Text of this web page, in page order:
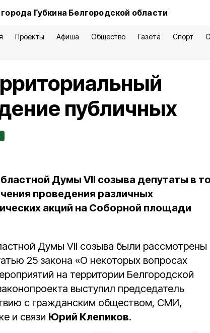
Губкина Белгородской области
Проекты Афиша Общество Газета Спорт
публичных
Думы VII созыва депутаты в
проведения различных
акций на Соборной площади
Думы VII созыва были рассмотрены
25 закона «О некоторых вопросах
на территории Белгородской
выступил председатель
с гражданским обществом, СМИ,
и связи Юрий Клепиков.